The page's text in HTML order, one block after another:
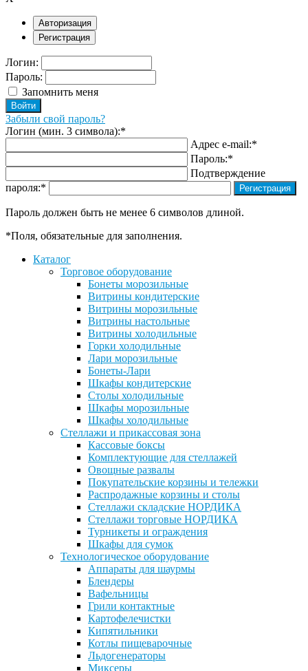
Авторизация
Регистрация
Логин:
Пароль:
Запомнить меня
Забыли свой пароль?
Логин (мин. 3 символа):*
Адрес e-mail:*
Пароль:*
Подтверждение
пароля:*
Пароль должен быть не менее 6 символов длиной.
*Поля, обязательные для заполнения.
Каталог
Торговое оборудование
Бонеты морозильные
Витрины кондитерские
Витрины морозильные
Витрины настольные
Витрины холодильные
Горки холодильные
Лари морозильные
Бонеты-Лари
Шкафы кондитерские
Столы холодильные
Шкафы морозильные
Шкафы холодильные
Стеллажи и прикассовая зона
Кассовые боксы
Комплектующие для стеллажей
Овощные развалы
Покупательские корзины и тележки
Распродажные корзины и столы
Стеллажи складские НОРДИКА
Стеллажи торговые НОРДИКА
Турникеты и ограждения
Шкафы для сумок
Технологическое оборудование
Аппараты для шаурмы
Блендеры
Вафельницы
Грили контактные
Картофелечистки
Кипятильники
Котлы пищеварочные
Льдогенераторы
Миксеры